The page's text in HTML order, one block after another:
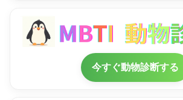
今すぐ動物診断する